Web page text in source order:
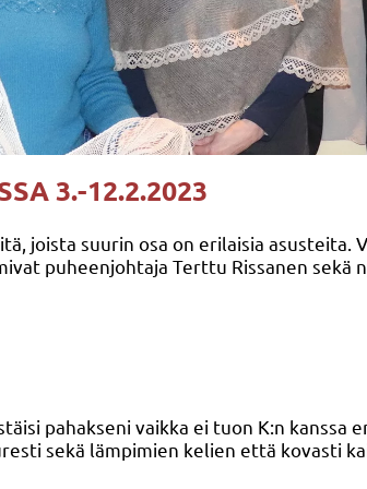
3.-12.2.2023
joista suurin osa on erilaisia asusteita.
puheenjohtaja Terttu Rissanen sekä
pahakseni vaikka ei tuon K:n kanssa
sekä lämpimien kelien että kovasti